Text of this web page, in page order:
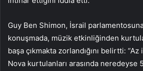
Guy Ben Shimon, İsrail
konuşmada, müzik etkinliğinden
başa çıkmakta zorlandığını belirtti:
Nova kurtulanları arasında neredeyse